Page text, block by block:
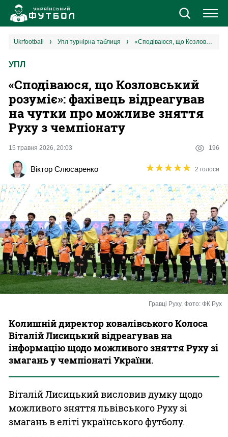
Новини
Єврокубки
УПЛ
Різне
Букмекери
Казино
ukrfootball упл турнірна таблиця «‎Сподіваюся, що Козловський розуміє»: фахівець відреагував на чутки про можливе зняття Руху з чемпіонату
УПЛ
«‎Сподіваюся, що Козловський
розуміє»: фахівець відреагував
на чутки про можливе зняття
Руху з чемпіонату
15 травня 2026, 20:03 196
Віктор Слюсаренко ★★★★★
★★★★★ 2 голоси
Гравці Руху. Фото: ФК Рух
Колишній директор ковалівського Колоса
Віталій Лисицький відреагував на
інформацію щодо можливого зняття Руху зі
змагань у чемпіонаті України.
Віталій Лисицький висловив думку щодо
можливого зняття львівського Руху зі
змагань в еліті українського футболу.